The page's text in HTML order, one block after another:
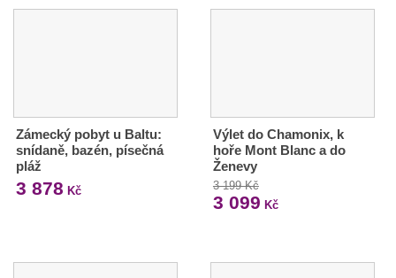
Zámecký pobyt u Baltu:
snídaně, bazén, písečná
pláž
3 878 Kč
Výlet do Chamonix, k
hoře Mont Blanc a do
Ženevy
3 199 Kč
3 099 Kč